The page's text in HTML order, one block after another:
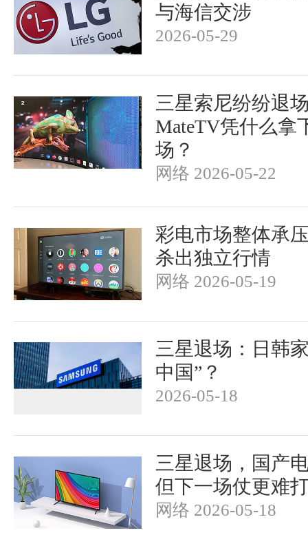
与海信交涉
2026-05-29
三星索尼纷纷退
MateTV凭什么拿
场？
网络 2026-05-22
彩电市场整体承
杀出独立行情
网络 2026-05-19
三星退场：日韩
中国”？
2026-05-18
三星退场，国产
但下一场仗更难
网络 2026-05-18